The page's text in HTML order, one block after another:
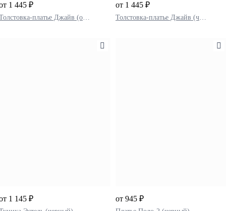
Толстовка-платье Джайв (олива)
1 445 ₽
Толстовка-платье Джайв (черный)
от 1 445 ₽
1 145 ₽ от 945 ₽